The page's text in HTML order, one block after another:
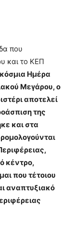
που
και το ΚΕΠ
Ημέρα
Μεγάρου, ο
αποτελεί
της
και στα
κέντρο,
που τέτοιου
αναπτυξιακό